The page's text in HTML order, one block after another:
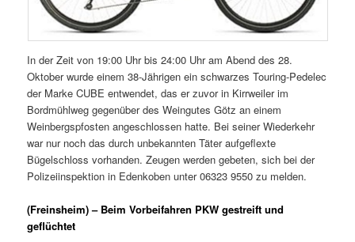
In der Zeit von 19:00 Uhr bis 24:00 Uhr am Abend des 28.
Oktober wurde einem 38-Jährigen ein schwarzes Touring-Pedelec
der Marke CUBE entwendet, das er zuvor in Kirrweiler im
Bordmühlweg gegenüber des Weingutes Götz an einem
Weinbergspfosten angeschlossen hatte. Bei seiner Wiederkehr
war nur noch das durch unbekannten Täter aufgeflexte
Bügelschloss vorhanden. Zeugen werden gebeten, sich bei der
Polizeiinspektion in Edenkoben unter 06323 9550 zu melden.
(Freinsheim) – Beim Vorbeifahren PKW gestreift und
geflüchtet